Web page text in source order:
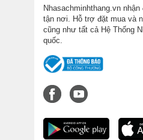
Nhasachminhthang.vn
tận nơi. Hỗ trợ đặt mua và
cũng như tất cả Hệ Thống
quốc.